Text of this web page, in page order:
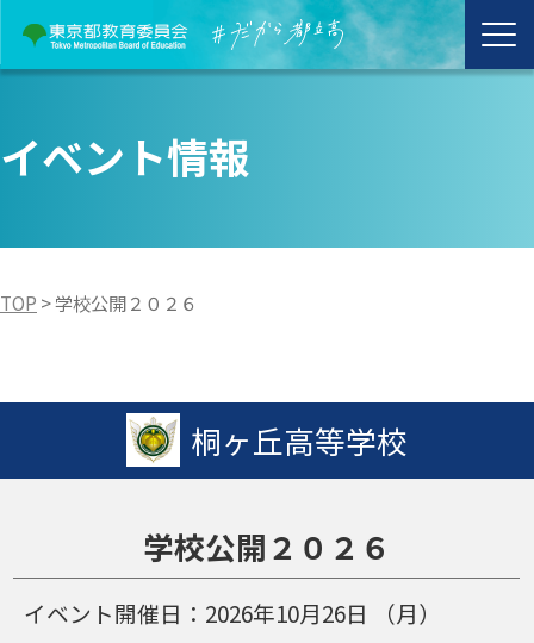
イベント情報
TOP >学校公開２０２６
桐ヶ丘高等学校
学校公開２０２６
イベント開催日： 2026年10月26日 （月）